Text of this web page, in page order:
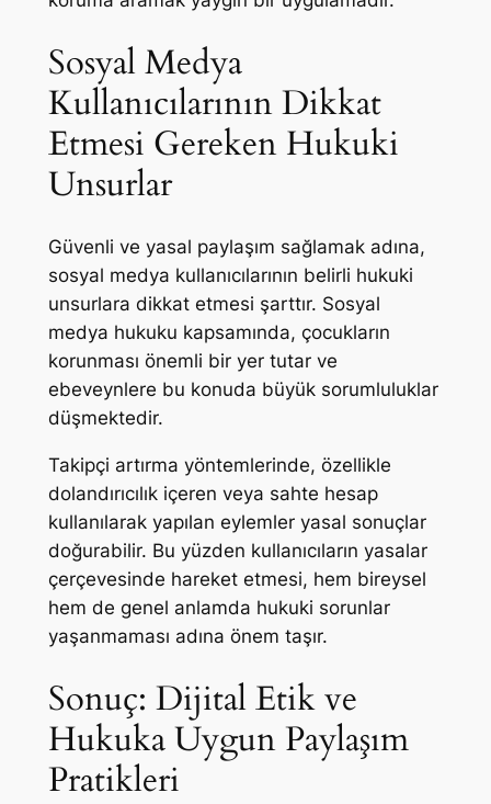
Sosyal Medya
Kullanıcılarının Dikkat
Etmesi Gereken Hukuki
Unsurlar
Güvenli ve yasal paylaşım sağlamak adına,
sosyal medya kullanıcılarının belirli hukuki
unsurlara dikkat etmesi şarttır. Sosyal
medya hukuku kapsamında, çocukların
korunması önemli bir yer tutar ve
ebeveynlere bu konuda büyük sorumluluklar
düşmektedir.
Takipçi artırma yöntemlerinde, özellikle
dolandırıcılık içeren veya sahte hesap
kullanılarak yapılan eylemler yasal sonuçlar
doğurabilir. Bu yüzden kullanıcıların yasalar
çerçevesinde hareket etmesi, hem bireysel
hem de genel anlamda hukuki sorunlar
yaşanmaması adına önem taşır.
Sonuç: Dijital Etik ve
Hukuka Uygun Paylaşım
Pratikleri